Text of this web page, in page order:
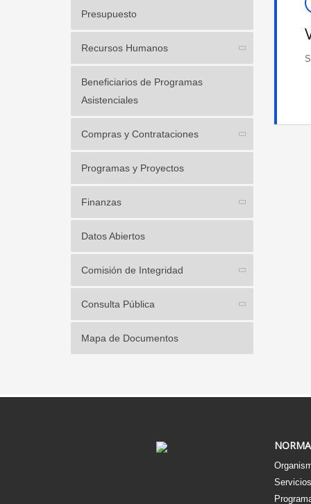
Presupuesto
Recursos Humanos
Beneficiarios de Programas
Asistenciales
Compras y Contrataciones
Programas y Proyectos
Finanzas
Datos Abiertos
Comisión de Integridad
Consulta Pública
Mapa de Documentos
Servicios